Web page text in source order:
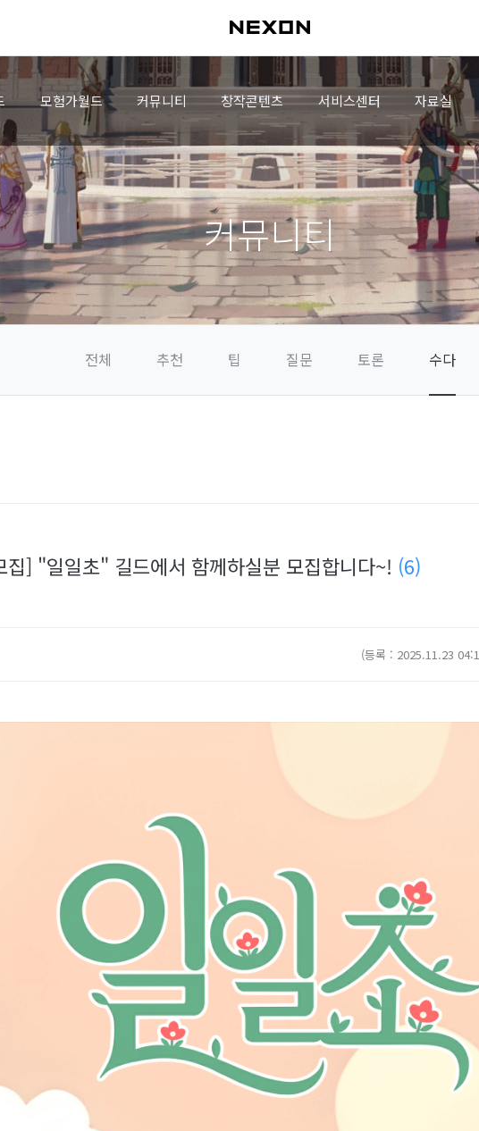
모험가월드 커뮤니티 창작콘텐츠 서비스센터 자료실
커뮤니티
전체 추천 팁 질문 토론 수다
집] "일일초" 길드에서 함께하실분 모집합니다~! (6)
(등록 : 2025.11.23